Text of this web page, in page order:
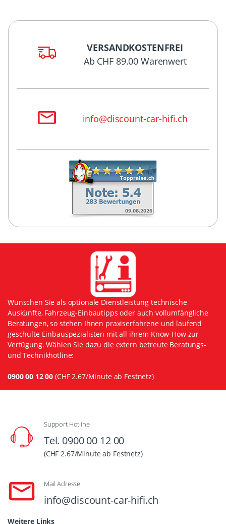
VERSANDKOSTENFREI
Ab CHF 89.00 Warenwert
info@discount-car-hifi.ch
Wünschen Sie als optionale Dienstleistung technische
Auskünfte, Fahrzeug-Einbautipps oder auch vollumfängliche
Beratungen, so stehen Ihnen praxiserfahrene und laufend
geschulte Einbauspezialisten mit all ihrem Know-How zur
Verfügung. Wählen Sie dazu die extern betreute Beratungs-
und Technikhotline:
0900 00 12 00 (CHF 2.67/Minute ab Festnetz)
Support Hotline
Tel. 0900 00 12 00
(CHF 2.67/Minute ab Festnetz)
Mail Adresse
info@discount-car-hifi.ch
Weitere Links